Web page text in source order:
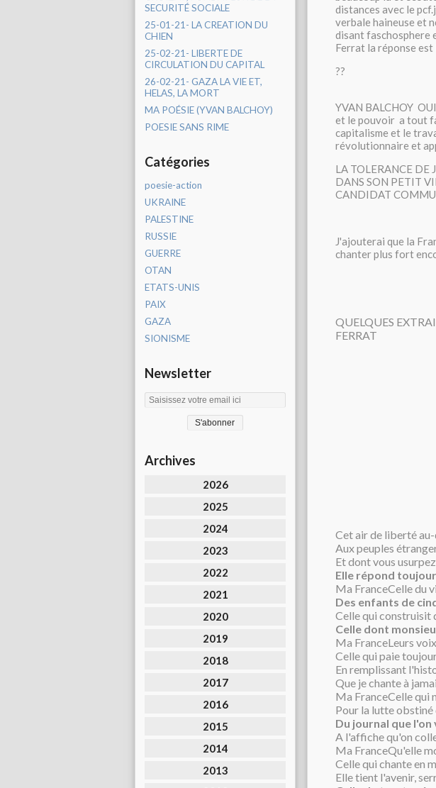
SECURITÉ SOCIALE
25-01-21- LA CREATION DU
CHIEN
25-02-21- LIBERTE DE
CIRCULATION DU CAPITAL
26-02-21- GAZA LA VIE ET,
HELAS, LA MORT
MA POÉSIE (YVAN BALCHOY)
POESIE SANS RIME
Catégories
poesie-action
UKRAINE
PALESTINE
RUSSIE
GUERRE
OTAN
ETATS-UNIS
PAIX
GAZA
SIONISME
Newsletter
Archives
2026
2025
2024
2023
2022
2021
2020
2019
2018
2017
2016
2015
2014
2013
distances avec le
verbale haineuse et
disant faschosphere
Ferrat la réponse
??
YVAN BALCHOY
et le pouvoir a tout
capitalisme et le
révolutionnaire et
LA TOLERANCE DE
DANS SON PETIT
CANDIDAT
J'ajouterai que la
chanter plus fort
QUELQUES
FERRAT
Cet air de liberté
Aux peuples
Et dont vous
Elle répond
Ma FranceCelle du
Des enfants de
Celle qui construisit
Celle dont
Ma FranceLeurs
Celle qui paie
En remplissant
Que je chante à
Ma FranceCelle qui
Pour la lutte
Du journal que l'on
A l'affiche qu'on
Ma FranceQu'elle
Celle qui chante en
Elle tient l'avenir,